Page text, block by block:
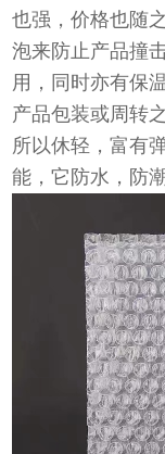
也强，价格也随
泡来防止产品撞
用，同时亦有保
产品包装或周转
所以休轻，富有
能，它防水，防